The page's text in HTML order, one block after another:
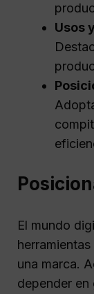
Usos
El mundo
una marca.
depender en